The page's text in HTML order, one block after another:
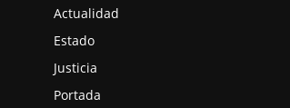
Actualidad
Estado
Justicia
Portada